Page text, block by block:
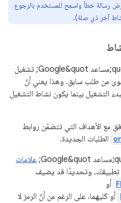
رسالة خطأ واسمح للمستخدم بالرجوع
آخر ذي صلة).
يمكن للمستخدمين الطلب من &quot;مساعد Google&quot; تشغيل
من طلب سابق. وهذا يعني أنّ
التشغيل بينما يكون نشاط التشغيل
مع الأهداف التي تتضمّن روابط
الطلبات الجديدة.
علامات
تطبيقك، وتحديدًا قد يضيف
أو
أو كليهما. على الرغم من أنّ الرمز لا